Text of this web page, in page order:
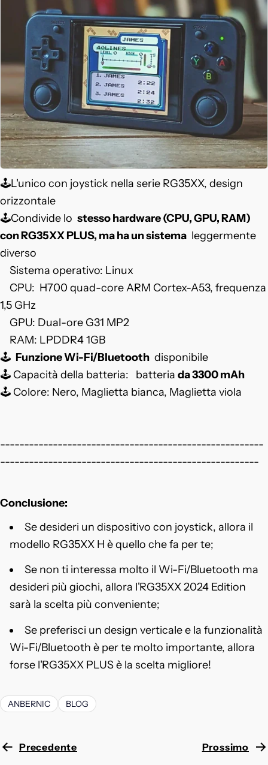
🕹️L'unico con joystick nella serie RG35XX, design
orizzontale
🕹️Condivide lo stesso hardware (CPU, GPU, RAM)
con RG35XX PLUS, ma ha unsistema leggermente
diverso
Sistema operativo: Linux
CPU: H700 quad-core ARM Cortex-A53, frequenza
1,5 GHz
GPU: Dual-ore G31 MP2
RAM: LPDDR4 1GB
🕹️ Funzione Wi-Fi/Bluetooth disponibile
🕹️ Capacità della batteria:
batteria da 3300 mAh
🕹️ Colore: Nero, Maglietta bianca, Maglietta viola
-------------------------------------------------------
------------------------------------------------------
Conclusione:
Se desideri un dispositivo con joystick, allora il
modello RG35XX H è quello che fa per te;
Se non ti interessa molto il Wi-Fi/Bluetooth ma
desideri più giochi, allora l'RG35XX 2024 Edition
sarà la scelta più conveniente;
Se preferisci un design verticale e la funzionalità
Wi-Fi/Bluetooth è per te molto importante, allora
forse l'RG35XX PLUS è la scelta migliore!
ANBERNIC BLOG
Precedente Prossimo